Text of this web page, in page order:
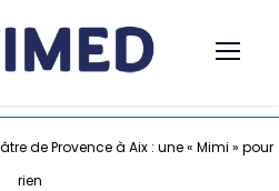
de Provence à Aix : une « Mimi » pour
rien